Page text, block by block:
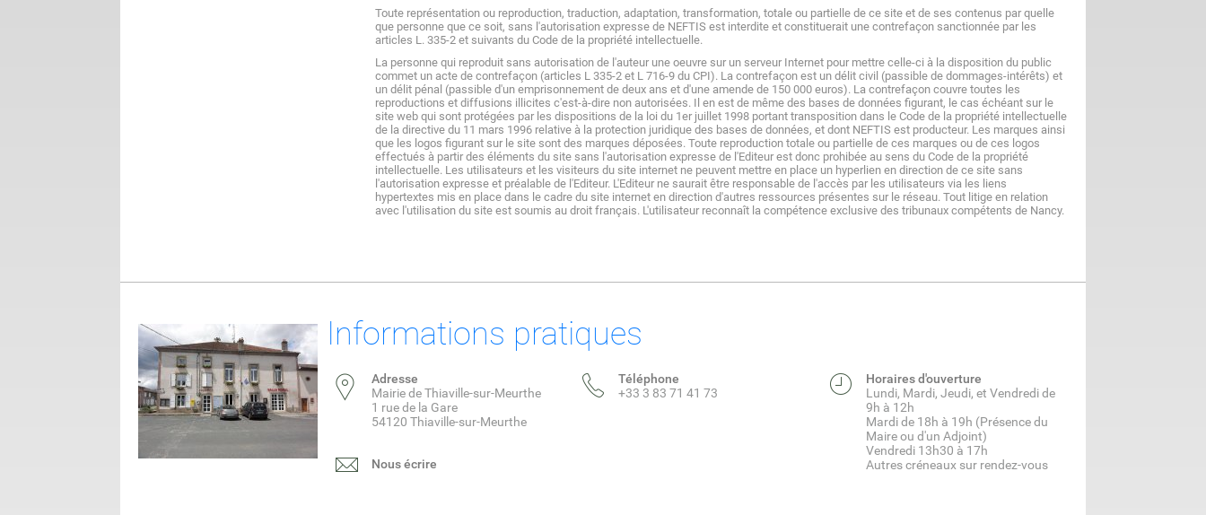
Toute représentation ou reproduction, traduction, adaptation, transformation, totale ou partielle de ce site et de ses contenus par quelle
que personne que ce soit, sans l'autorisation expresse de NEFTIS est interdite et constituerait une contrefaçon sanctionnée par les
articles L. 335-2 et suivants du Code de la propriété intellectuelle.
La personne qui reproduit sans autorisation de l'auteur une oeuvre sur un serveur Internet pour mettre celle-ci à la disposition du public
commet un acte de contrefaçon (articles L 335-2 et L 716-9 du CPI). La contrefaçon est un délit civil (passible de dommages-intérêts) et
un délit pénal (passible d'un emprisonnement de deux ans et d'une amende de 150 000 euros). La contrefaçon couvre toutes les
reproductions et diffusions illicites c'est-à-dire non autorisées. Il en est de même des bases de données figurant, le cas échéant sur le
site web qui sont protégées par les dispositions de la loi du 1er juillet 1998 portant transposition dans le Code de la propriété intellectuelle
de la directive du 11 mars 1996 relative à la protection juridique des bases de données, et dont NEFTIS est producteur. Les marques ainsi
que les logos figurant sur le site sont des marques déposées. Toute reproduction totale ou partielle de ces marques ou de ces logos
effectués à partir des éléments du site sans l'autorisation expresse de l'Editeur est donc prohibée au sens du Code de la propriété
intellectuelle. Les utilisateurs et les visiteurs du site internet ne peuvent mettre en place un hyperlien en direction de ce site sans
l'autorisation expresse et préalable de l'Editeur. L'Editeur ne saurait être responsable de l'accès par les utilisateurs via les liens
hypertextes mis en place dans le cadre du site internet en direction d'autres ressources présentes sur le réseau. Tout litige en relation
avec l'utilisation du site est soumis au droit français. L'utilisateur reconnaît la compétence exclusive des tribunaux compétents de Nancy.
Informations pratiques
Adresse
Mairie de Thiaville-sur-Meurthe
1 rue de la Gare
54120 Thiaville-sur-Meurthe
Nous écrire
Téléphone
+33 3 83 71 41 73
Horaires d'ouverture
Lundi, Mardi, Jeudi, et Vendredi de
9h à 12h
Mardi de 18h à 19h (Présence du
Maire ou d'un Adjoint)
Vendredi 13h30 à 17h
Autres créneaux sur rendez-vous